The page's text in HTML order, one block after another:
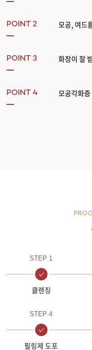
POINT 2 모공, 여드
POINT 3 화장이 잘
POINT 4 모공각화
STEP 1
클렌징
STEP 4
필링제 도포